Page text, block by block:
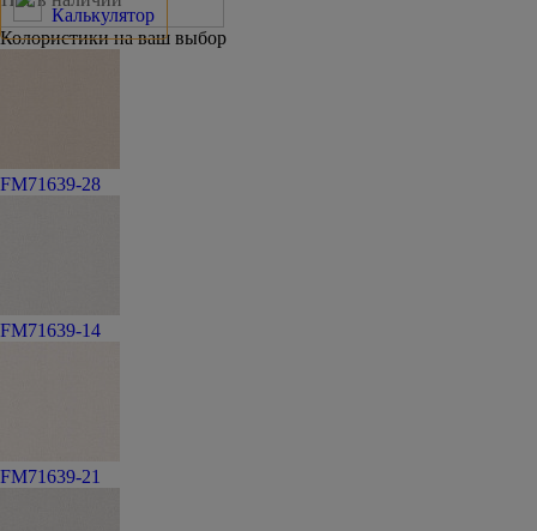
Калькулятор
Колористики на ваш выбор
FM71639-28
FM71639-14
FM71639-21